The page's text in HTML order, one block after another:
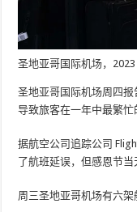
圣地亚哥国际机场，
圣地亚哥国际机场周四报
导致旅客在一年中最繁忙
据航空公司追踪公司
了航班延误，但感恩节当
周三圣地亚哥机场有六架